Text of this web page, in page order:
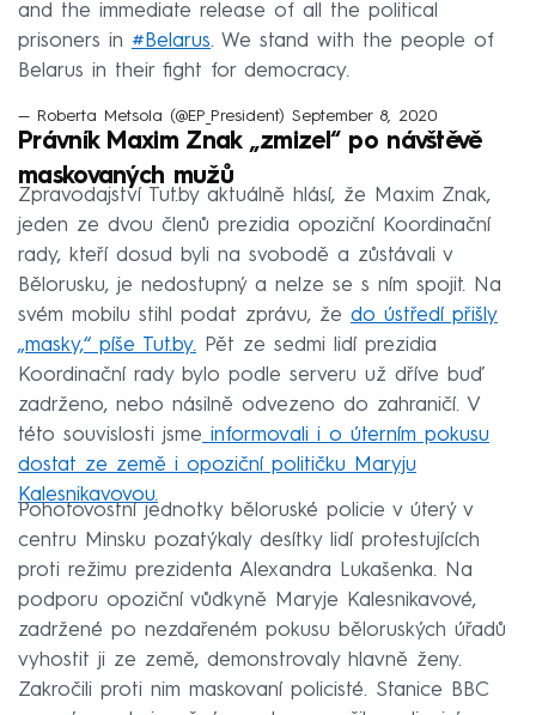
and the immediate release of all the political
prisoners in #Belarus. We stand with the people of
Belarus in their fight for democracy.
— Roberta Metsola (@EP_President) September 8, 2020
Právník Maxim Znak „zmizel“ po návštěvě
maskovaných mužů
Zpravodajství Tut.by aktuálně hlásí, že Maxim Znak,
jeden ze dvou členů prezidia opoziční Koordinační
rady, kteří dosud byli na svobodě a zůstávali v
Bělorusku, je nedostupný a nelze se s ním spojit. Na
svém mobilu stihl podat zprávu, že do ústředí přišly
„masky,“ píše Tut.by. Pět ze sedmi lidí prezidia
Koordinační rady bylo podle serveru už dříve buď
zadrženo, nebo násilně odvezeno do zahraničí. V
této souvislosti jsme informovali i o úterním pokusu
dostat ze země i opoziční političku Maryju
Kalesnikavovou.
Pohotovostní jednotky běloruské policie v úterý v
centru Minsku pozatýkaly desítky lidí protestujících
proti režimu prezidenta Alexandra Lukašenka. Na
podporu opoziční vůdkyně Maryje Kalesnikavové,
zadržené po nezdařeném pokusu běloruských úřadů
vyhostit ji ze země, demonstrovaly hlavně ženy.
Zakročili proti nim maskovaní policisté. Stanice BBC